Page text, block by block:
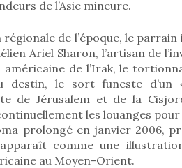
de l’Asie mineure.
de l’époque, le
Ariel Sharon, l’artisan de
américaine de l’Irak, le
destin, le sort funeste d’un
de Jérusalem et de la
les louanges pour
prolongé en janvier 2006,
comme une
au Moyen-Orient.